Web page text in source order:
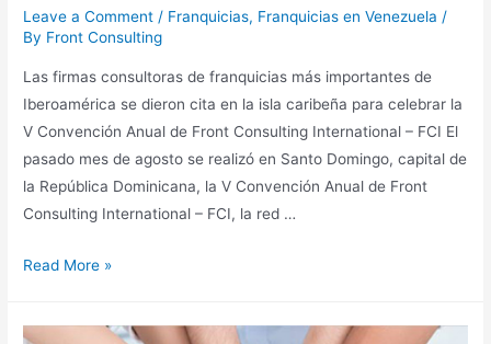
Leave a Comment / Franquicias, Franquicias en Venezuela /
By Front Consulting
Las firmas consultoras de franquicias más importantes de
Iberoamérica se dieron cita en la isla caribeña para celebrar la
V Convención Anual de Front Consulting International – FCI El
pasado mes de agosto se realizó en Santo Domingo, capital de
la República Dominicana, la V Convención Anual de Front
Consulting International – FCI, la red …
Read More »